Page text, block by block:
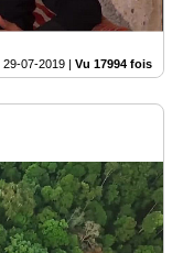
29-07-2019 | Vu 17994 fois